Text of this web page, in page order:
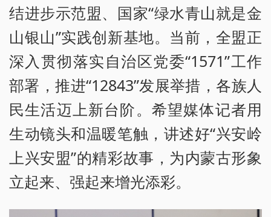
结进步示范盟、国家“绿水青山就是金
山银山”实践创新基地。当前，全盟正
深入贯彻落实自治区党委“1571”工作
部署，推进“12843”发展举措，各族人
民生活迈上新台阶。希望媒体记者用
生动镜头和温暖笔触，讲述好“兴安岭
上兴安盟”的精彩故事，为内蒙古形象
立起来、强起来增光添彩。